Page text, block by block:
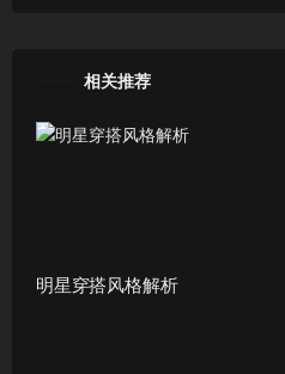
相关推荐
明星穿搭风格解析